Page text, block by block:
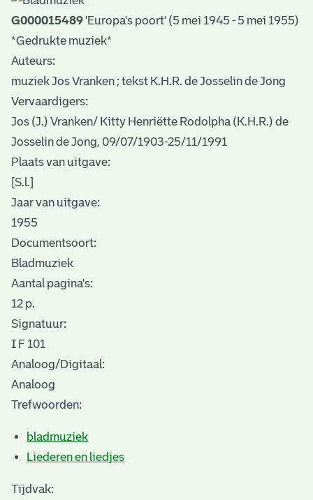
G000015489'Europa's poort' (5 mei 1945 - 5 mei 1955)
*Gedrukte muziek*
Auteurs:
muziek Jos Vranken ; tekst K.H.R. de Josselin de Jong
Vervaardigers:
Jos (J.) Vranken/ Kitty Henriëtte Rodolpha (K.H.R.) de
Josselin de Jong, 09/07/1903-25/11/1991
Plaats van uitgave:
[S.l.]
Jaar van uitgave:
1955
Documentsoort:
Bladmuziek
Aantal pagina's:
12 p.
Signatuur:
I F 101
Analoog/Digitaal:
Analoog
Trefwoorden:
bladmuziek
Liederen en liedjes
Tijdvak: